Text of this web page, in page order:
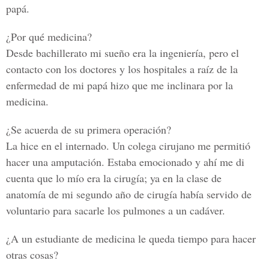
papá.
¿Por qué medicina?
Desde bachillerato mi sueño era la ingeniería, pero el
contacto con los doctores y los hospitales a raíz de la
enfermedad de mi papá hizo que me inclinara por la
medicina.
¿Se acuerda de su primera operación?
La hice en el internado. Un colega cirujano me permitió
hacer una amputación. Estaba emocionado y ahí me di
cuenta que lo mío era la cirugía; ya en la clase de
anatomía de mi segundo año de cirugía había servido de
voluntario para sacarle los pulmones a un cadáver.
¿A un estudiante de medicina le queda tiempo para hacer
otras cosas?